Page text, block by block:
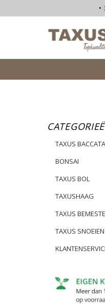
TAXUS BACCATA
BONSAI
TAXUS BOL
TAXUSHAAG
TAXUS
TAXUS SNOEIEN